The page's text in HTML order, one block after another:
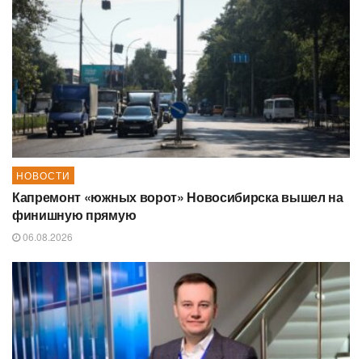
НОВОСТИ
Капремонт «южных ворот» Новосибирска вышел на
финишную прямую
06.08.2026